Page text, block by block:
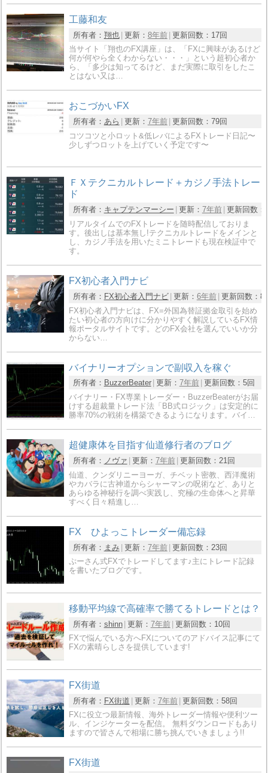
工藤和友
所有者： 翔也 更新： 8年前 更新回数： 17回
当サイト「翔也のFX講座」は、「FXに興味があるけど
何が何やら全くわからない・・・」という超初心者か
ら、「多少は知ってるけど、まだ実際に取引をしたこ
とはない又は…
おこづかいFX
所有者： あら 更新： 7年前 更新回数： 79回
コツコツと小ロット&低レバによるFXトレード日記〜
少しずつロットを上げていく予定です〜
ＦＸテクニカルトレード＋カジノ手法トレー
ド
所有者： キャプテンマーシー 更新： 7年前 更新回数：
リアルタイムでのFXトレードを随時配信しておりま
す。後出しは基本無し!テクニカルトレードをメインと
し、カジノ手法を用いたミニトレードも現在検証中で
す。
FX初心者入門ナビ
所有者： FX初心者入門ナビ 更新： 6年前 更新回数：
FX初心者入門ナビは、FX=外国為替証拠金取引を始め
たい初心者の方向けに分かりやすく解説しているFX情
報ポータルサイトです。どのFX会社を選んでいいか分
からない…
バイナリーオプションで副収入を稼ぐ
所有者： BuzzerBeater 更新： 7年前 更新回数： 5回
バイナリー・FX専業トレーダー・BuzzerBeaterがお届
けする超裁量トレード法「BB式ロジック」は安定的に
勝率70%の戦術を構築できるようになります。バイ…
超健康体を目指す仙道修行者のブログ
所有者： ノヴァ 更新： 7年前 更新回数： 21回
仙道、クンダリニーヨーガ、チベット密教、西洋魔術
やカバラに古神道からシャーマンの呪術など、ありと
あらゆる神秘行を調べ実践し、究極の生命体へと昇華
すべく日々精進し…
FX ひよっこトレーダー備忘録
所有者： まみ 更新： 7年前 更新回数： 23回
ぷーさん式FXでトレードしてます♪主にトレード記録
を書いたブログです。
移動平均線で高確率で勝てるトレードとは？
所有者： shinn 更新： 7年前 更新回数： 10回
FXで悩んでいる方へFXについてのアドバイス記事にて
FXの素晴らしさを提供しています!
FX街道
所有者： FX街道 更新： 7年前 更新回数： 58回
FXに役立つ最新情報、海外トレーダー情報や便利ツー
ル、インジケーターを配信。 無料ダウンロードもあり
ますので皆さんで相場に勝ち挑んでいきましょう!!
FX街道